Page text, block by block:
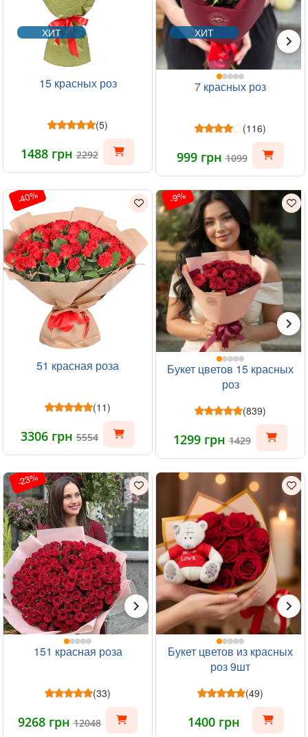
ХИТ
15 красных роз
(5)
1488 грн2292
ХИТ
7 красных роз
(116)
999 грн1099
-40%
51 красная роза
(11)
3306 грн5554
-9%
Букет цветов 15 красных
роз
(839)
1299 грн1429
-23%
151 красная роза
(33)
9268 грн12048
Букет цветов из красных
роз 9шт
(49)
1400 грн